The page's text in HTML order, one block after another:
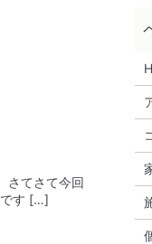
さてさて今回
です […]